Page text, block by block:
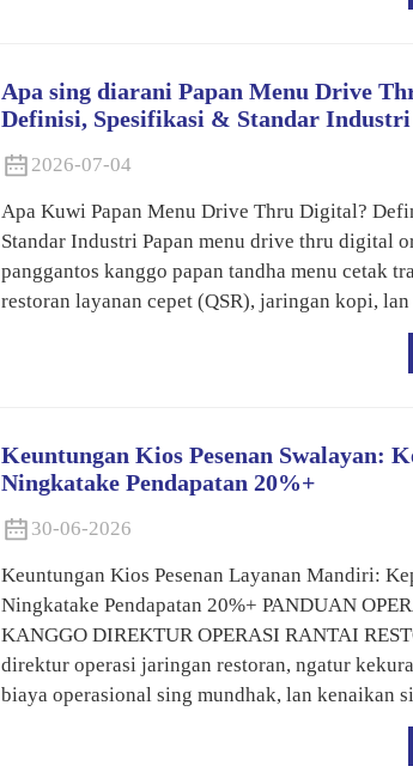
Apa sing diarani Papan Menu Drive
Definisi, Spesifikasi & Standar Industri
2026-07-04
Apa Kuwi Papan Menu Drive Thru Digital?
Standar Industri Papan menu drive thru digital
panggantos kanggo papan tandha menu cetak
restoran layanan cepet (QSR), jaringan kopi,
Keuntungan Kios Pesenan Swalayan:
Ningkatake Pendapatan 20%+
30-06-2026
Keuntungan Kios Pesenan Layanan Mandiri:
Ningkatake Pendapatan 20%+ PANDUAN
KANGGO DIREKTUR OPERASI RANTAI
direktur operasi jaringan restoran, ngatur
biaya operasional sing mundhak, lan kenaikan